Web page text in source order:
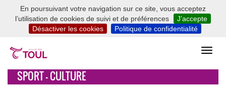
En poursuivant votre navigation sur ce site, vous acceptez
l’utilisation de cookies de suivi et de préférences
J’accepte
Désactiver les cookies
Politique de confidentialité
SPORT - CULTURE